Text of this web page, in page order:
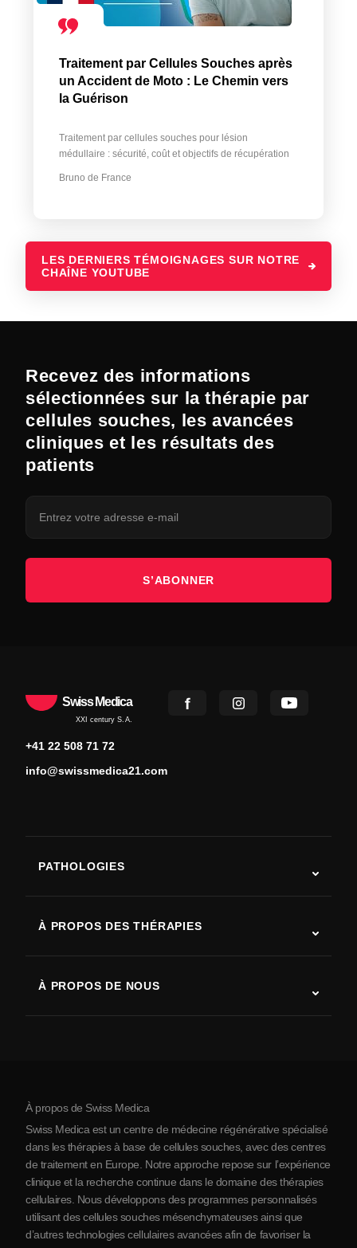
Traitement par Cellules Souches après
un Accident de Moto : Le Chemin vers
la Guérison
Traitement par cellules souches pour lésion
médullaire : sécurité, coût et objectifs de récupération
Bruno de France
LES DERNIERS TÉMOIGNAGES SUR NOTRE
CHAÎNE YOUTUBE
Recevez des informations
sélectionnées sur la thérapie par
cellules souches, les avancées
cliniques et les résultats des
patients
S’ABONNER
Swiss Medica
XXI century S.A.
+41 22 508 71 72
info@swissmedica21.com
PATHOLOGIES
Maladie de Parkinson
Arthrite
À PROPOS DES THÉRAPIES
À PROPOS DE NOUS
À propos de la Serbie
Partenariats
Contact
À propos de Swiss Medica
Swiss Medica est un centre de médecine régénérative spécialisé
dans les thérapies à base de cellules souches, avec des centres
de traitement en Europe. Notre approche repose sur l’expérience
clinique et la recherche continue dans le domaine des thérapies
cellulaires. Nous développons des programmes personnalisés
utilisant des cellules souches mésenchymateuses ainsi que
d’autres technologies cellulaires avancées afin de favoriser la